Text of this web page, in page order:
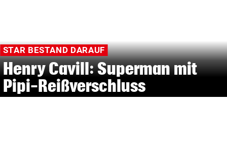
STAR BESTAND DARAUF
Henry Cavill: Superman mit
Pipi-Reißverschluss